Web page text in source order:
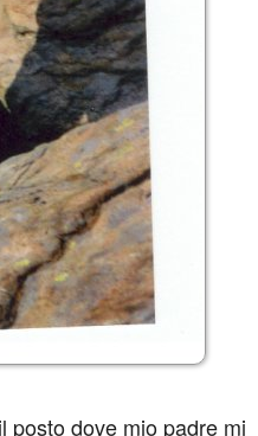
posto dove mio padre mi